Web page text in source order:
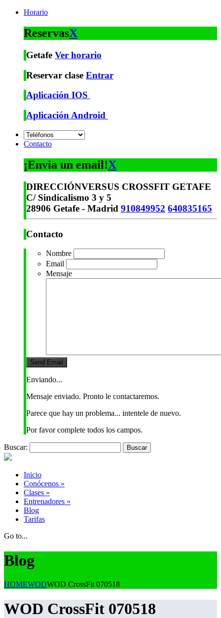
Horario
ReservasX
Getafe Ver horario
Reservar clase Entrar
Aplicación IOS
Aplicación Android
Contacto
¡Envia un email!X
DIRECCIÓNVERSUS CROSSFIT GETAFE
C/ Sindicalismo 3 y 5
28906 Getafe - Madrid 910849952 640835165
Contacto
Nombre
Email
Mensaje
Enviando...
Mensaje enviado. Pronto le contactaremos.
Parece que hay un problema... intentele de nuevo.
Por favor complete todos los campos.
Buscar:
Inicio
Conócenos »
Clases »
Entrenadores »
Blog
Tarifas
Go to...
Blog
HOMEWODWOD CrossFit 070518
WOD CrossFit 070518